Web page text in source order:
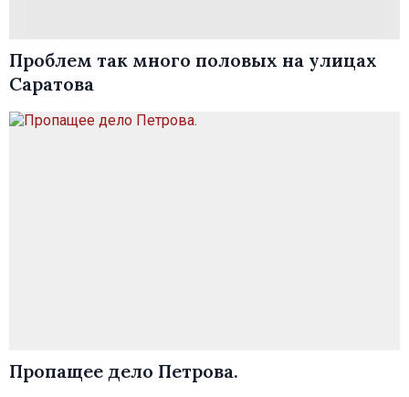
Проблем так много половых на улицах
Саратова
Пропащее дело Петрова.